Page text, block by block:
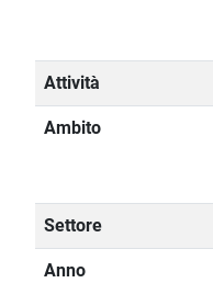
Attività
Ambito
Settore
Anno